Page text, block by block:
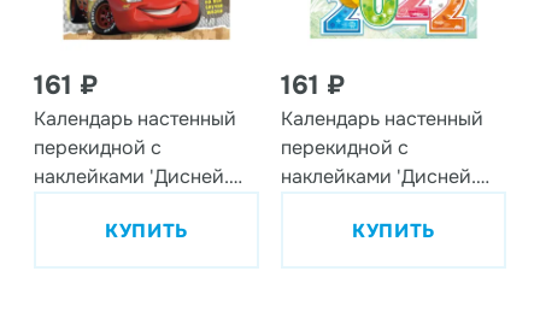
161 ₽
Календарь настенный
перекидной с
наклейками 'Дисней.
КУПИТЬ
161 ₽
Календарь настенный
перекидной с
наклейками 'Дисней.
2022 годКУПИТЬ